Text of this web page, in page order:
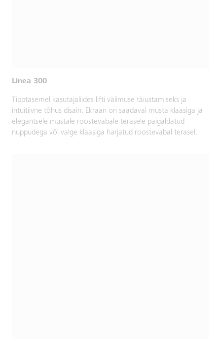
Linea 300
Tipptasemel kasutajaliides lifti välimuse täiustamiseks ja
intuitiivne tõhus disain. Ekraan on saadaval musta klaasiga ja
elegantsele mustale roostevabale terasele paigaldatud
nuppudega või valge klaasiga harjatud roostevabal terasel.